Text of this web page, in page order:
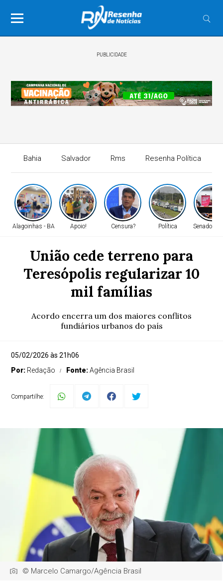
PUBLICIDADE
Bahia Salvador Rms Resenha Política
Alagoinhas - BA Apoio! Censura? Política Senado
União cede terreno para
Teresópolis regularizar 10
mil famílias
Acordo encerra um dos maiores conflitos
fundiários urbanos do país
05/02/2026 às 21h06
Por: Redação Fonte:Agência Brasil
Compartilhe:
© Marcelo Camargo/Agência Brasil